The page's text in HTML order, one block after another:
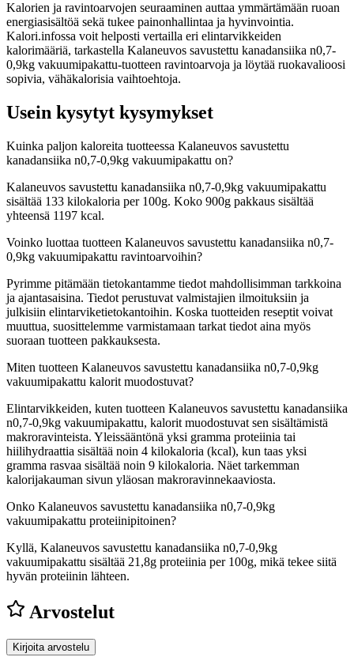
Kalorien ja ravintoarvojen seuraaminen auttaa ymmärtämään ruoan
energiasisältöä sekä tukee painonhallintaa ja hyvinvointia.
Kalori.infossa voit helposti vertailla eri elintarvikkeiden
kalorimääriä, tarkastella Kalaneuvos savustettu kanadansiika n0,7-
0,9kg vakuumipakattu-tuotteen ravintoarvoja ja löytää ruokavalioosi
sopivia, vähäkalorisia vaihtoehtoja.
Usein kysytyt kysymykset
Kuinka paljon kaloreita tuotteessa Kalaneuvos savustettu
kanadansiika n0,7-0,9kg vakuumipakattu on?
Kalaneuvos savustettu kanadansiika n0,7-0,9kg vakuumipakattu
sisältää 133 kilokaloria per 100g. Koko 900g pakkaus sisältää
yhteensä 1197 kcal.
Voinko luottaa tuotteen Kalaneuvos savustettu kanadansiika n0,7-
0,9kg vakuumipakattu ravintoarvoihin?
Pyrimme pitämään tietokantamme tiedot mahdollisimman tarkkoina
ja ajantasaisina. Tiedot perustuvat valmistajien ilmoituksiin ja
julkisiin elintarviketietokantoihin. Koska tuotteiden reseptit voivat
muuttua, suosittelemme varmistamaan tarkat tiedot aina myös
suoraan tuotteen pakkauksesta.
Miten tuotteen Kalaneuvos savustettu kanadansiika n0,7-0,9kg
vakuumipakattu kalorit muodostuvat?
Elintarvikkeiden, kuten tuotteen Kalaneuvos savustettu kanadansiika
n0,7-0,9kg vakuumipakattu, kalorit muodostuvat sen sisältämistä
makroravinteista. Yleissääntönä yksi gramma proteiinia tai
hiilihydraattia sisältää noin 4 kilokaloria (kcal), kun taas yksi
gramma rasvaa sisältää noin 9 kilokaloria. Näet tarkemman
kalorijakauman sivun yläosan makroravinnekaaviosta.
Onko Kalaneuvos savustettu kanadansiika n0,7-0,9kg
vakuumipakattu proteiinipitoinen?
Kyllä, Kalaneuvos savustettu kanadansiika n0,7-0,9kg
vakuumipakattu sisältää 21,8g proteiinia per 100g, mikä tekee siitä
hyvän proteiinin lähteen.
Arvostelut
Kirjoita arvostelu